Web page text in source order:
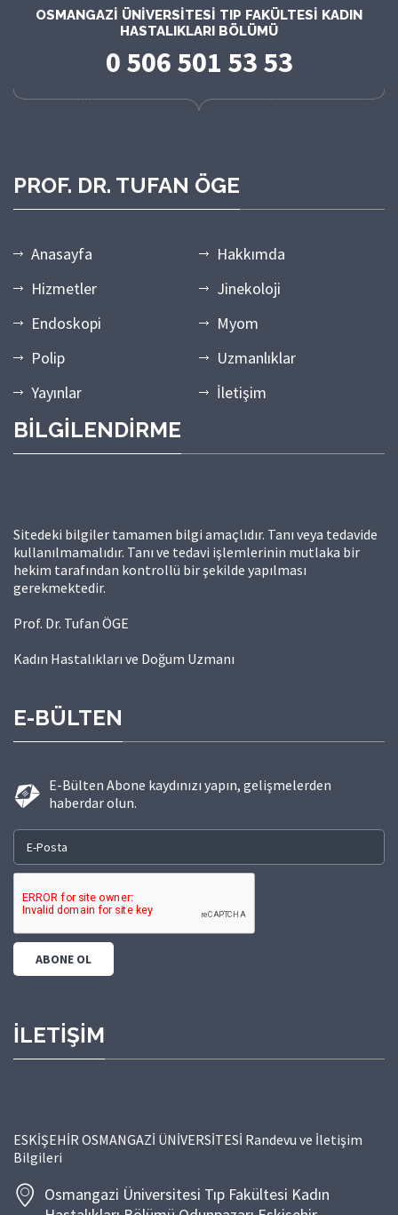
OSMANGAZI ÜNIVERSITESI TIP FAKÜLTESI KADIN
HASTALIKLARI BÖLÜMÜ
0 506 501 53 53
PROF. DR. TUFAN ÖGE
Anasayfa
Hakkımda
Hizmetler
Jinekoloji
Endoskopi
Myom
Polip
Uzmanlıklar
Yayınlar
İletişim
BİLGİLENDİRME
Sitedeki bilgiler tamamen bilgi amaçlıdır. Tanı veya tedavide
kullanılmamalıdır. Tanı ve tedavi işlemlerinin mutlaka bir
hekim tarafından kontrollü bir şekilde yapılması
gerekmektedir.
Prof. Dr. Tufan ÖGE
Kadın Hastalıkları ve Doğum Uzmanı
E-BÜLTEN
E-Bülten Abone kaydınızı yapın, gelişmelerden
haberdar olun.
İLETİŞİM
ESKİŞEHİR OSMANGAZİ ÜNİVERSİTESİ Randevu ve İletişim
Bilgileri
Osmangazi Üniversitesi Tıp Fakültesi Kadın